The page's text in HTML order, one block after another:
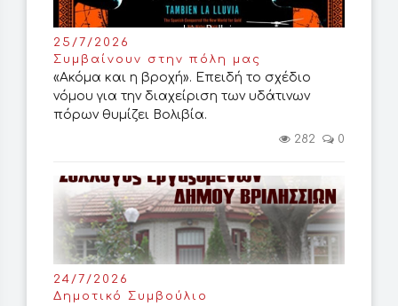
25/7/2026
Συμβαίνουν στην πόλη μας
«Ακόμα και η βροχή». Επειδή το σχέδιο
νόμου για την διαχείριση των υδάτινων
πόρων θυμίζει Βολιβία.
282 0
24/7/2026
Δημοτικό Συμβούλιο